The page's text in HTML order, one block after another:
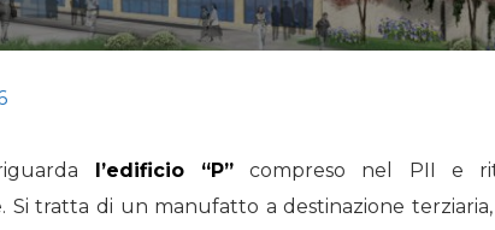
l’edificio “P”compreso nel PII e
Si tratta di un manufatto a destinazione